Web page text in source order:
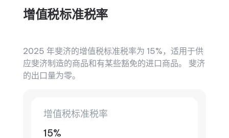
增值税标准税率
2025 年斐济的增值税标准税率为 15%，适用于供
应斐济制造的商品和有某些豁免的进口商品。 斐济
的出口量为零。
增值税标准税率
15%